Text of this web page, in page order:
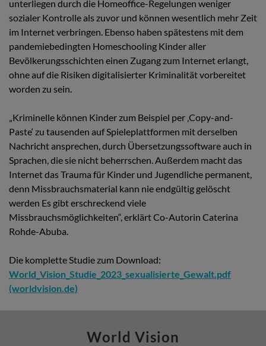
unterliegen durch die Homeoffice-Regelungen weniger
sozialer Kontrolle als zuvor und können wesentlich mehr Zeit
im Internet verbringen. Ebenso haben spätestens mit dem
pandemiebedingten Homeschooling Kinder aller
Bevölkerungsschichten einen Zugang zum Internet erlangt,
ohne auf die Risiken digitalisierter Kriminalität vorbereitet
worden zu sein.
„Kriminelle können Kinder zum Beispiel per ‚Copy-and-
Paste‘ zu tausenden auf Spieleplattformen mit derselben
Nachricht ansprechen, durch Übersetzungssoftware auch in
Sprachen, die sie nicht beherrschen. Außerdem macht das
Internet das Trauma für Kinder und Jugendliche permanent,
denn Missbrauchsmaterial kann nie endgültig gelöscht
werden Es gibt erschreckend viele
Missbrauchsmöglichkeiten“, erklärt Co-Autorin Caterina
Rohde-Abuba.
Die komplette Studie zum Download:
World_Vision_Studie_2023_sexualisierte_Gewalt.pdf
(worldvision.de)
World Vision